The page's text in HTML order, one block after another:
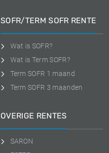
SOFR/TERM SOFR RENTE
Wat is SOFR?
Wat is Term SOFR?
Term SOFR 1 maand
Term SOFR 3 maanden
OVERIGE RENTES
SARON